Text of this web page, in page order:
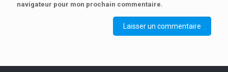
navigateur pour mon prochain commentaire.